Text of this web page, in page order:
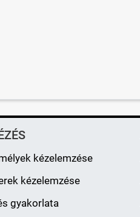
kézelemzése
kézelemzése
gyakorlata